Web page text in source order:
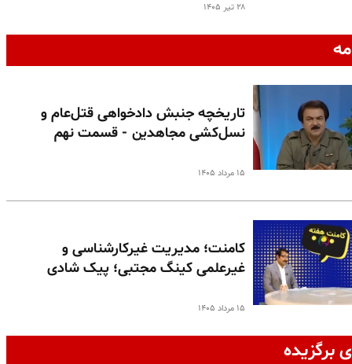
۲۸ تیر ۱۴۰۵
تاریخچه جنبش دادخواهی قتل‌عام و
نسل‌کشی مجاهدین - قسمت نهم
۱۵ مرداد ۱۴۰۵
کامنت؛ مدیریت غیرکارشناسی و
غیرعلمی کینگ مجتبی؛ پیک شادی
۱۵ مرداد ۱۴۰۵
برگزیده